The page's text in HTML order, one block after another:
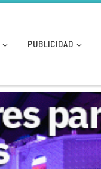
PUBLICIDAD